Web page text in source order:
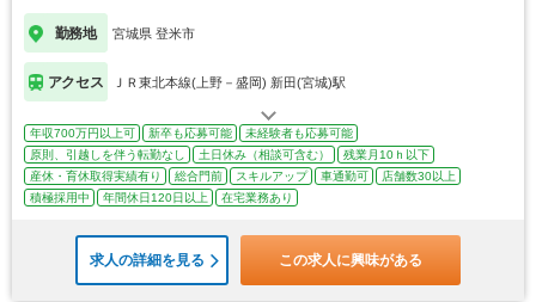
勤務地 宮城県 登米市
アクセス ＪＲ東北本線(上野－盛岡) 新田(宮城)駅
年収700万円以上可 新卒も応募可能
未経験者も応募可能
原則、引越しを伴う転勤なし
土日休み（相談可含む）
残業月10ｈ以下
産休・育休取得実績有り
総合門前 スキルアップ 車通勤可
店舗数30以上
積極採用中
年間休日120日以上 在宅業務あり
求人の詳細を見る この求人に興味がある